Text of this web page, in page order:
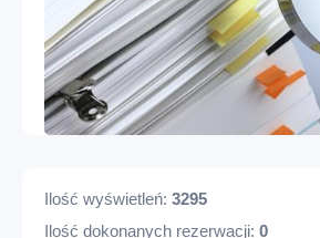
Różne – Inne usługi
Cyfrowe – IT i technologia
Ilość wyświetleń: 3295
Ilość dokonanych rezerwacji: 0